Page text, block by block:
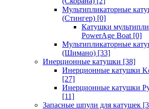
Мультипликаторные
(Стингер) [0]
Катушки
PowerAge Boat [0]
Мультипликаторные
(Шимано) [33]
Инерционные катушки [38]
Инерционные катушки
[27]
Инерционные катушки
[11]
Запасные шпули для катушек